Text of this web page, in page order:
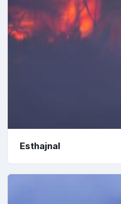
Esthajnal